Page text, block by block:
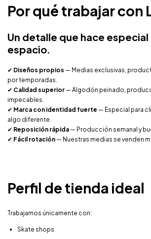
Por qué trabajar con
Un detalle que hace
espacio.
✔ Diseños propios — Medias exclusivas,
por temporadas.
✔ Calidad superior— Algodón peinado,
impecables.
✔ Marca con identidad fuerte — Especial para
algo diferente.
✔ Reposición rápida— Producción semanal y
✔ Fácil rotación— Nuestras medias se venden
Perfil de tienda ideal
Trabajamos únicamente con:
Skate shops